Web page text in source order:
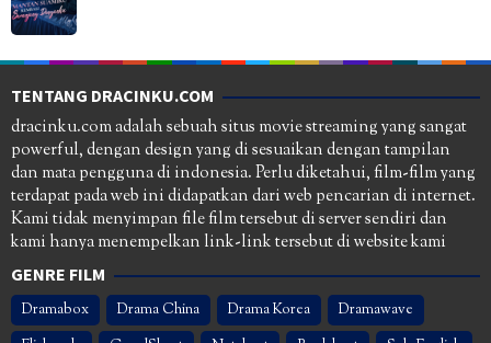
TENTANG DRACINKU.COM
dracinku.com adalah sebuah situs movie streaming yang sangat
powerful, dengan design yang di sesuaikan dengan tampilan
dan mata pengguna di indonesia. Perlu diketahui, film-film yang
terdapat pada web ini didapatkan dari web pencarian di internet.
Kami tidak menyimpan file film tersebut di server sendiri dan
kami hanya menempelkan link-link tersebut di website kami
GENRE FILM
Dramabox Drama China Drama Korea
Dramawave